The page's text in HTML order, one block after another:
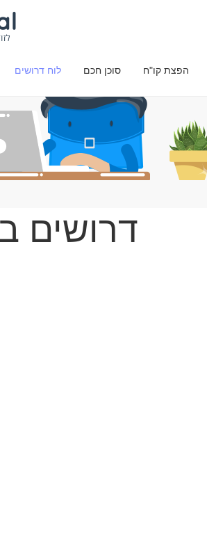
לוח דרושים סוכן חכם הפצת קו"ח
דרושים